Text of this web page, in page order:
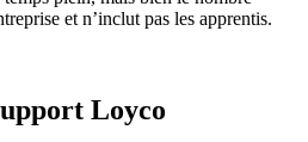
et n’inclut pas les apprentis.
Loyco